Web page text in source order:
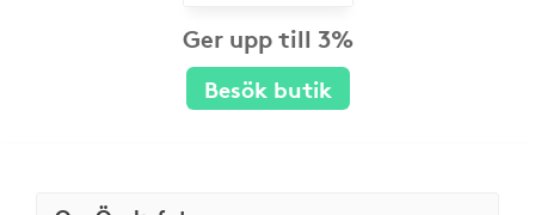
Ger upp till 3%
Besök butik